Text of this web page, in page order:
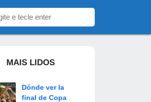
MAIS LIDOS
Dónde ver la
final de Copa